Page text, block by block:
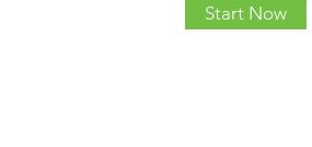
Start Now